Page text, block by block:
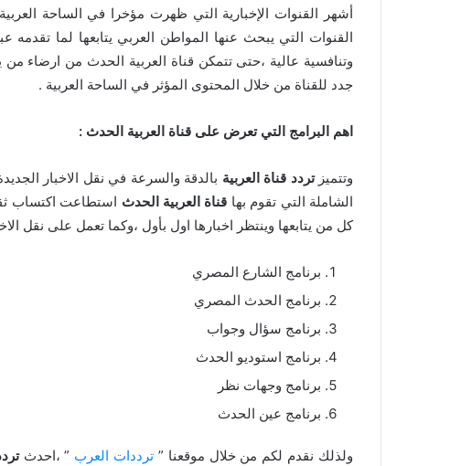
أشهر القنوات الإخبارية التي ظهرت مؤخرا في الساحة
القنوات التي يبحث عنها المواطن العربي يتابعها لما
وتنافسية عالية ،حتى تتمكن قناة العربية الحدث من ارضاء
جدد للقناة من خلال المحتوى المؤثر في الساحة العربية .
اهم البرامج التي تعرض على قناة العربية الحدث :
وتتميز تردد قناة العربية بالدقة والسرعة في نقل الاخبار
الشاملة التي تقوم بها قناة العربية الحدث استطاعت اكتساب
كل من يتابعها وينتظر اخبارها اول بأول ،وكما تعمل على نقل
برنامج الشارع المصري
برنامج الحدث المصري
برنامج سؤال وجواب
برنامج استوديو الحدث
برنامج وجهات نظر
برنامج عين الحدث
ولذلك نقدم لكم من خلال موقعنا ” ترددات العرب ” ،احدث